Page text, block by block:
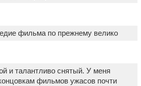
фильма по прежнему велико
и талантливо снятый. У меня
фильмов ужасов почти